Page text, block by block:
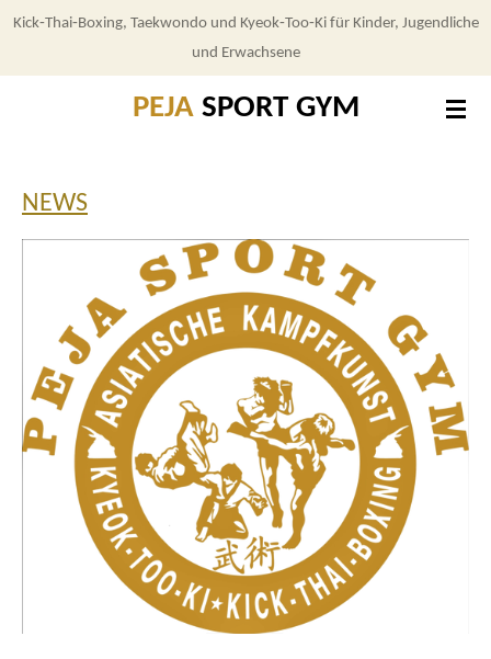
Zum
PEJASPORT GYM
Kick‑Thai‑Boxing, Taekwondo und Kyeok‑Too‑Ki für Kinder, Jugendliche
und Erwachsene
NEWS